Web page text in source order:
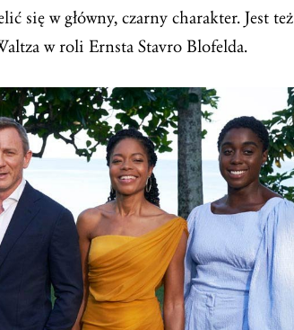
się w główny, czarny charakter. Jest też
w roli Ernsta Stavro Blofelda.